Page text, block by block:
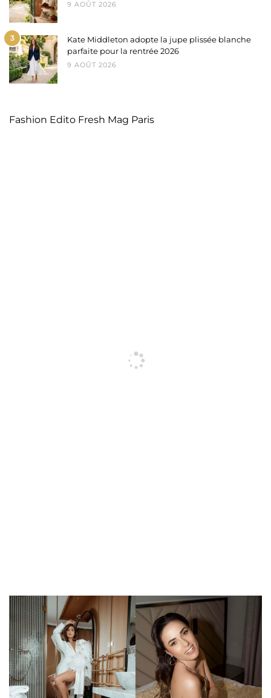
9 AOÛT 2026
3
Kate Middleton adopte la jupe plissée blanche
parfaite pour la rentrée 2026
9 AOÛT 2026
Fashion Edito Fresh Mag Paris